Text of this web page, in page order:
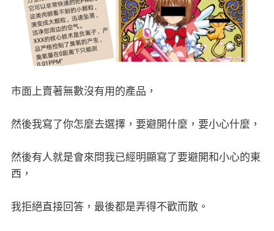
市面上賣著無數沒有用的產品，
然後我寫了你怎麼去選擇，要避開什麼，要小心什麼，
然後有人就是會來問我已經明顯寫了要避開和小心的東
西，
我拒絕直接回答，最後都是弄得不歡而散。